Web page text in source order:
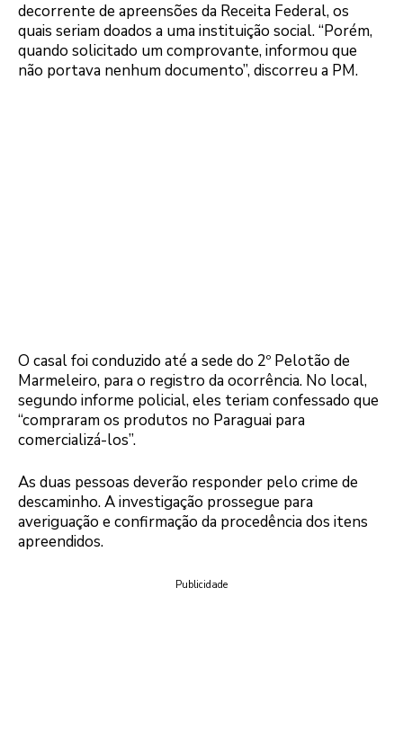
decorrente de apreensões da Receita Federal, os
quais seriam doados a uma instituição social. “Porém,
quando solicitado um comprovante, informou que
não portava nenhum documento”, discorreu a PM.
O casal foi conduzido até a sede do 2º Pelotão de
Marmeleiro, para o registro da ocorrência. No local,
segundo informe policial, eles teriam confessado que
“compraram os produtos no Paraguai para
comercializá-los”.
As duas pessoas deverão responder pelo crime de
descaminho. A investigação prossegue para
averiguação e confirmação da procedência dos itens
apreendidos.
Publicidade